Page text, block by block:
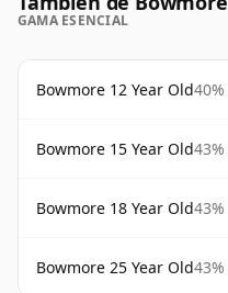
GAMA ESENCIAL
Bowmore 12 Year Old40%
Bowmore 15 Year Old43%
Bowmore 18 Year Old43%
Bowmore 25 Year Old43%